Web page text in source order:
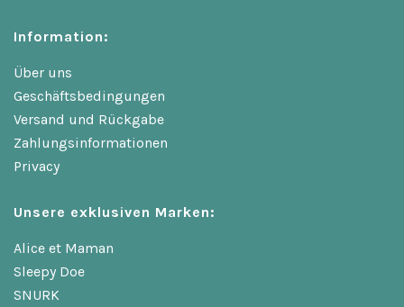
Information:
Über uns
Geschäftsbedingungen
Versand und Rückgabe
Zahlungsinformationen
Privacy
Unsere exklusiven Marken:
Alice et Maman
Sleepy Doe
SNURK